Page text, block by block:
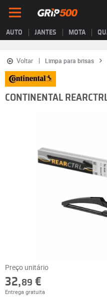
AUTO JANTES MOTA
Voltar Limpa para brisas
CONTINENTAL
Preço unitário
32,89 €
Entrega gratuita